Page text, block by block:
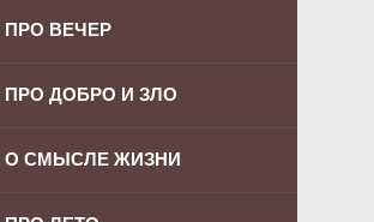
ПРО ВЕЧЕР
ПРО ДОБРО И ЗЛО
О СМЫСЛЕ ЖИЗНИ